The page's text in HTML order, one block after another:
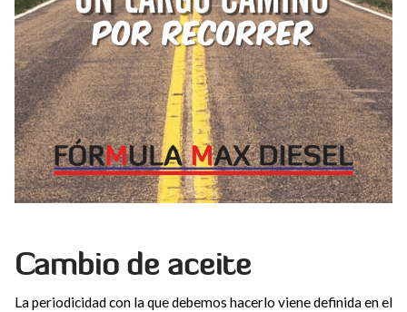
Cambio de aceite
La periodicidad con la que debemos hacerlo viene definida en el